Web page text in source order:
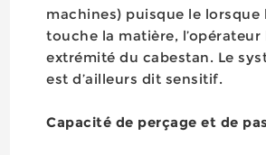
machines) puisque le lorsque
touche la matière, l’opérateur
extrémité du cabestan. Le
est d’ailleurs dit sensitif.
Capacité de perçage et de